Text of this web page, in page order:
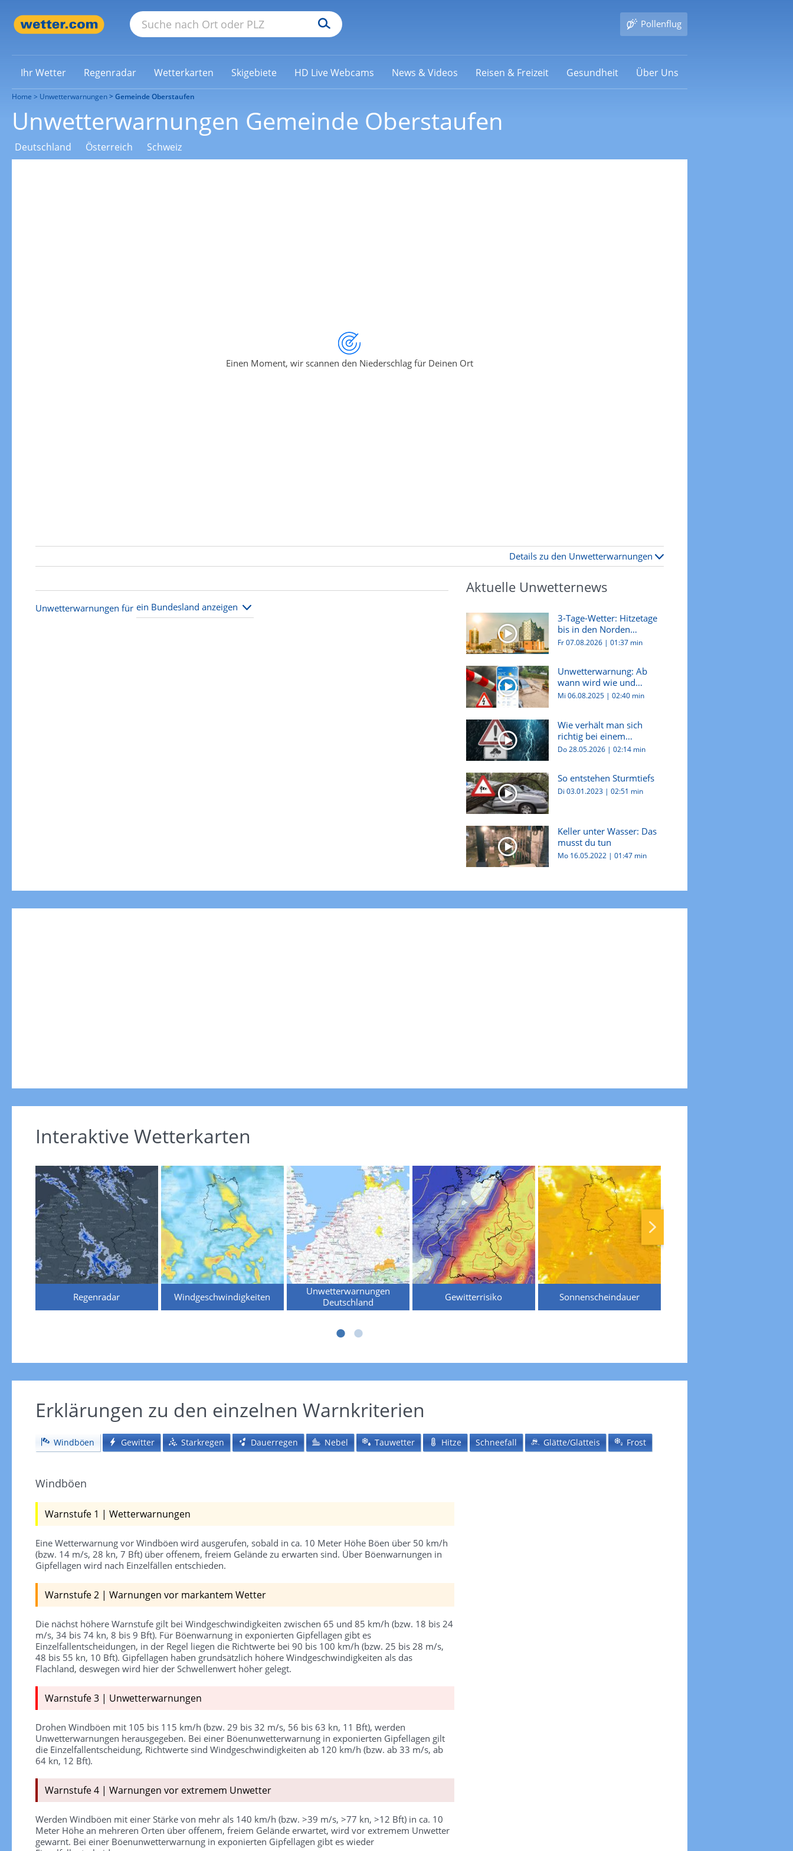
Pollenflug
Ihr Wetter Regenradar Wetterkarten Skigebiete HD Live Webcams News & Videos Reisen & Freizeit Gesundheit Über Uns
Home Unwetterwarnungen Gemeinde Oberstaufen
Unwetterwarnungen Gemeinde Oberstaufen
Deutschland Österreich Schweiz
Einen Moment, wir scannen den Niederschlag für Deinen Ort
Details zu den Unwetterwarnungen
Unwetterwarnungen für
Aktuelle Unwetternews
3-Tage-Wetter: Hitzetage
bis in den Norden
Deutsch...
Fr 07.08.2026 |01:37 min
Unwetterwarnung: Ab
wann wird wie und
wovor gewarn...
Mi 06.08.2025 |02:40 min
Wie verhält man sich
richtig bei einem
Gewitter?
Do 28.05.2026 |02:14 min
So entstehen Sturmtiefs
Di 03.01.2023 |02:51 min
Keller unter Wasser: Das
musst du tun
Mo 16.05.2022 |01:47 min
Interaktive Wetterkarten
Regenradar Windgeschwindigkeiten
Unwetterwarnungen
Deutschland
Gewitterrisiko Sonnenscheindauer
Erklärungen zu den einzelnen Warnkriterien
Windböen Gewitter Starkregen Dauerregen Nebel Tauwetter Hitze Schneefall Glätte/Glatteis Frost
Windböen
Warnstufe 1 | Wetterwarnungen
Eine Wetterwarnung vor Windböen wird ausgerufen, sobald in ca. 10 Meter Höhe Böen über 50 km/h
(bzw. 14 m/s, 28 kn, 7 Bft) über offenem, freiem Gelände zu erwarten sind. Über Böenwarnungen in
Gipfellagen wird nach Einzelfällen entschieden.
Warnstufe 2 | Warnungen vor markantem Wetter
Die nächst höhere Warnstufe gilt bei Windgeschwindigkeiten zwischen 65 und 85 km/h (bzw. 18 bis 24
m/s, 34 bis 74 kn, 8 bis 9 Bft). Für Böenwarnung in exponierten Gipfellagen gibt es
Einzelfallentscheidungen, in der Regel liegen die Richtwerte bei 90 bis 100 km/h (bzw. 25 bis 28 m/s,
48 bis 55 kn, 10 Bft). Gipfellagen haben grundsätzlich höhere Windgeschwindigkeiten als das
Flachland, deswegen wird hier der Schwellenwert höher gelegt.
Warnstufe 3 | Unwetterwarnungen
Drohen Windböen mit 105 bis 115 km/h (bzw. 29 bis 32 m/s, 56 bis 63 kn, 11 Bft), werden
Unwetterwarnungen herausgegeben. Bei einer Böenunwetterwarnung in exponierten Gipfellagen gilt
die Einzelfallentscheidung, Richtwerte sind Windgeschwindigkeiten ab 120 km/h (bzw. ab 33 m/s, ab
64 kn, 12 Bft).
Warnstufe 4 | Warnungen vor extremem Unwetter
Werden Windböen mit einer Stärke von mehr als 140 km/h (bzw. >39 m/s, >77 kn, >12 Bft) in ca. 10
Meter Höhe an mehreren Orten über offenem, freiem Gelände erwartet, wird vor extremem Unwetter
gewarnt. Bei einer Böenunwetterwarnung in exponierten Gipfellagen gibt es wieder